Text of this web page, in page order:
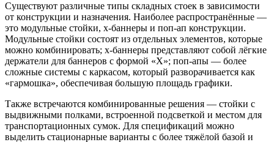
Существуют различные типы складных стоек в зависимости
от конструкции и назначения. Наиболее распространённые —
это модульные стойки, х-баннеры и поп-ап конструкции.
Модульные стойки состоят из отдельных элементов, которые
можно комбинировать; х-баннеры представляют собой лёгкие
держатели для баннеров с формой «X»; поп-апы — более
сложные системы с каркасом, который разворачивается как
«гармошка», обеспечивая большую площадь графики.
Также встречаются комбинированные решения — стойки с
выдвижными полками, встроенной подсветкой и местом для
транспортационных сумок. Для спецификаций можно
выделить стационарные варианты с более тяжёлой базой и